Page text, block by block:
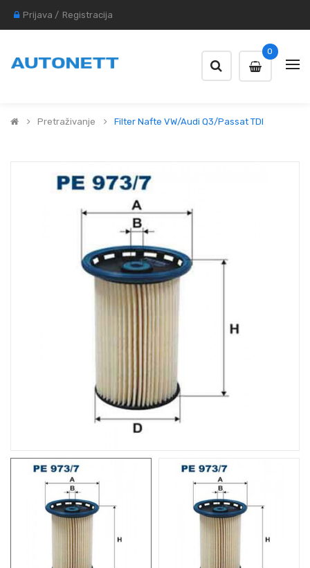
Prijava / Registracija
0
Pretraživanje Filter Nafte VW/Audi Q3/Passat TDI